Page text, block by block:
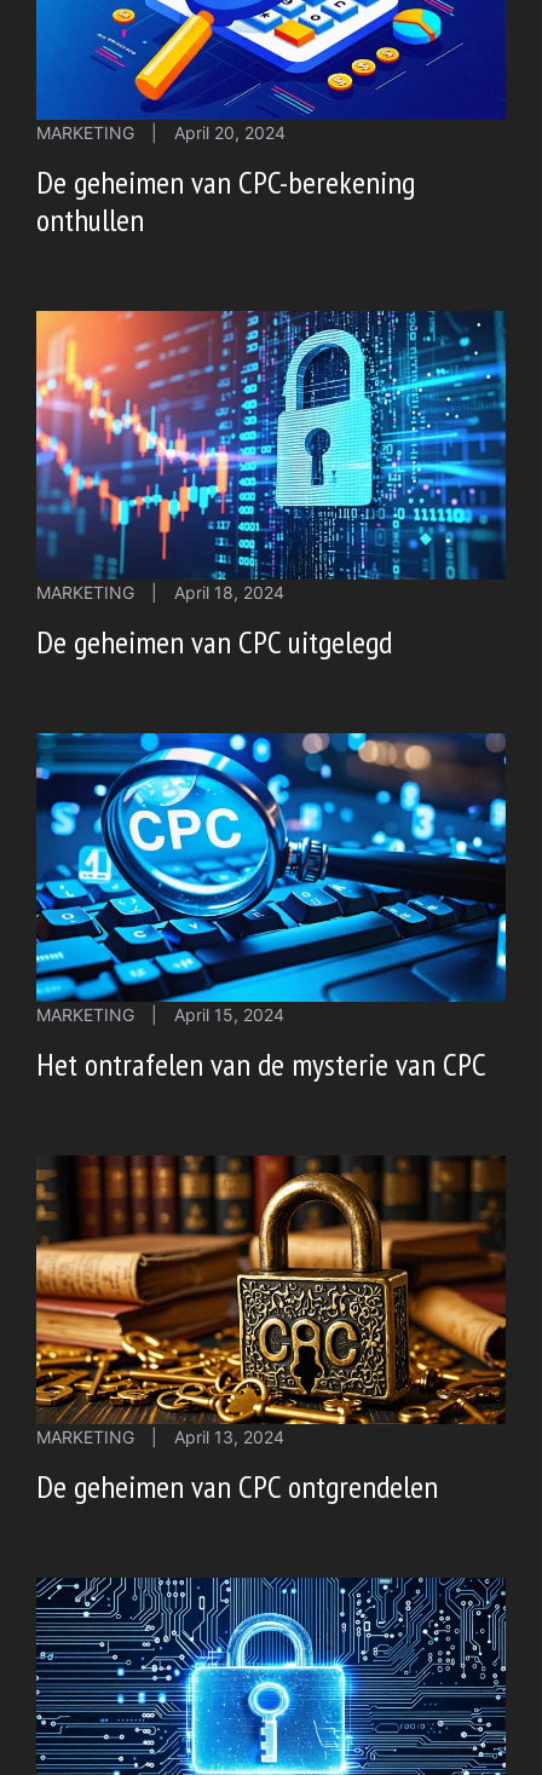
MARKETING April 20, 2024
De geheimen van CPC-berekening
onthullen
MARKETING April 18, 2024
De geheimen van CPC uitgelegd
MARKETING April 15, 2024
Het ontrafelen van de mysterie van CPC
MARKETING April 13, 2024
De geheimen van CPC ontgrendelen